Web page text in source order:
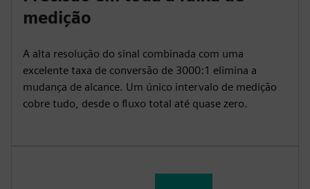
medição
A alta resolução do sinal combinada com uma
excelente taxa de conversão de 3000:1 elimina a
mudança de alcance. Um único intervalo de medição
cobre tudo, desde o fluxo total até quase zero.